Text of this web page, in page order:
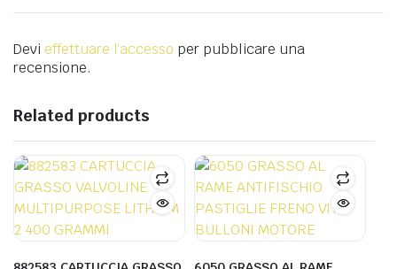
Devi effettuare l’accesso per pubblicare una
recensione.
Related products